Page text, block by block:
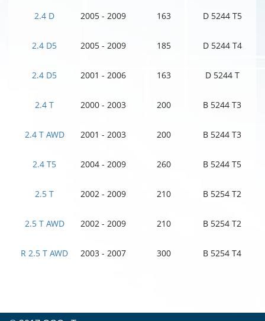
2.4 D 2005 - 2009 163 D 5244 T5
2.4 D5 2005 - 2009 185 D 5244 T4
2.4 D5 2001 - 2006 163 D 5244 T
2.4 T 2000 - 2003 200 B 5244 T3
2.4 T AWD 2001 - 2003 200 B 5244 T3
2.4 T5 2004 - 2009 260 B 5244 T5
2.5 T 2002 - 2009 210 B 5254 T2
2.5 T AWD 2002 - 2009 210 B 5254 T2
R 2.5 T AWD 2003 - 2007 300 B 5254 T4